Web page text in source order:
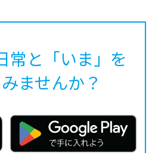
常と「いま」を
ませんか？